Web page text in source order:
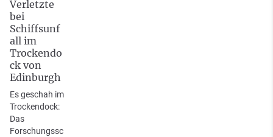
Verletzte
bei
Schiffsunf
all im
Trockendo
ck von
Edinburgh
Es geschah im
Trockendock:
Das
Forschungssc